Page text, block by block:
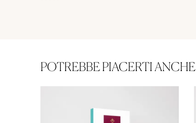
POTREBBE PIACERTI ANCHE